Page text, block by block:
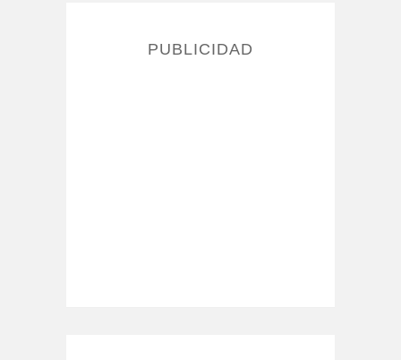
PUBLICIDAD